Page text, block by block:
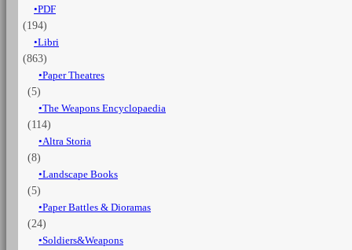
Vol.
La
Cavalleria
quantità
PDF
(194)
Libri
(863)
Paper Theatres
(5)
The Weapons Encyclopaedia
(114)
Altra Storia
(8)
Landscape Books
(5)
Paper Battles & Dioramas
(24)
Soldiers&Weapons